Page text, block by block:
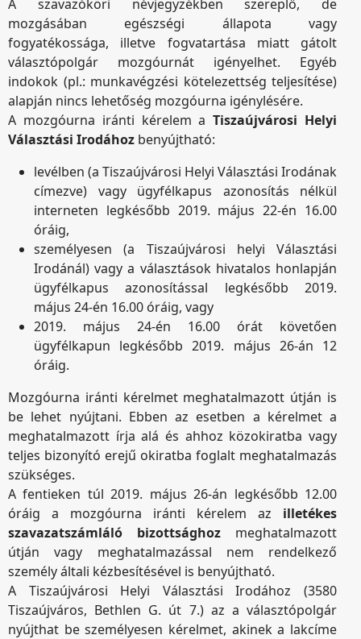
A szavazóköri névjegyzékben szereplő, de
mozgásában egészségi állapota vagy
fogyatékossága, illetve fogvatartása miatt gátolt
választópolgár mozgóurnát igényelhet. Egyéb
indokok (pl.: munkavégzési kötelezettség teljesítése)
alapján nincs lehetőség mozgóurna igénylésére.
A mozgóurna iránti kérelem a Tiszaújvárosi Helyi
Választási Irodához benyújtható:
levélben (a Tiszaújvárosi Helyi Választási Irodának
címezve) vagy ügyfélkapus azonosítás nélkül
interneten legkésőbb 2019. május 22-én 16.00
óráig,
személyesen (a Tiszaújvárosi helyi Választási
Irodánál) vagy a választások hivatalos honlapján
ügyfélkapus azonosítással legkésőbb 2019.
május 24-én 16.00 óráig, vagy
2019. május 24-én 16.00 órát követően
ügyfélkapun legkésőbb 2019. május 26-án 12
óráig.
Mozgóurna iránti kérelmet meghatalmazott útján is
be lehet nyújtani. Ebben az esetben a kérelmet a
meghatalmazott írja alá és ahhoz közokiratba vagy
teljes bizonyító erejű okiratba foglalt meghatalmazás
szükséges.
A fentieken túl 2019. május 26-án legkésőbb 12.00
óráig a mozgóurna iránti kérelem az illetékes
szavazatszámláló bizottsághoz meghatalmazott
útján vagy meghatalmazással nem rendelkező
személy általi kézbesítésével is benyújtható.
A Tiszaújvárosi Helyi Választási Irodához (3580
Tiszaújváros, Bethlen G. út 7.) az a választópolgár
nyújthat be személyesen kérelmet, akinek a lakcíme